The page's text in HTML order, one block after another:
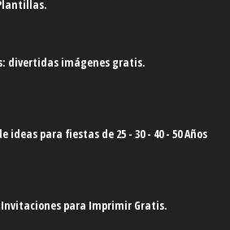
divertidas imágenes gratis.
ideas para fiestas de 25 - 30 - 40 - 50 Años
Invitaciones para Imprimir Gratis.